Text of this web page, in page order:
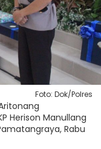
Foto: Dok/Polres
Herison Manullang
Rabu